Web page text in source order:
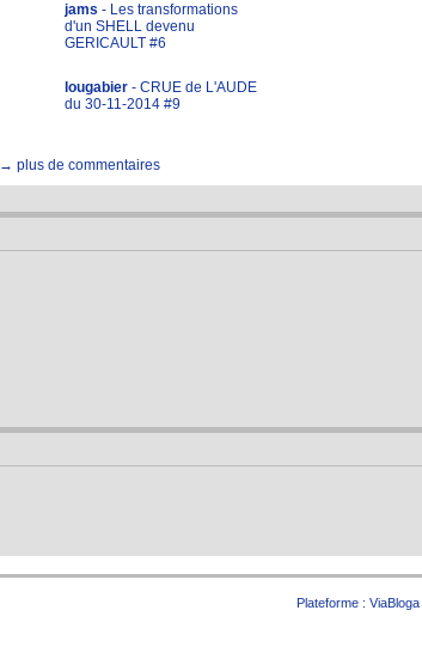
jams - Les transformations
d'un SHELL devenu
GERICAULT #6
lougabier - CRUE de L'AUDE
du 30-11-2014 #9
→ plus de commentaires
Plateforme : ViaBloga